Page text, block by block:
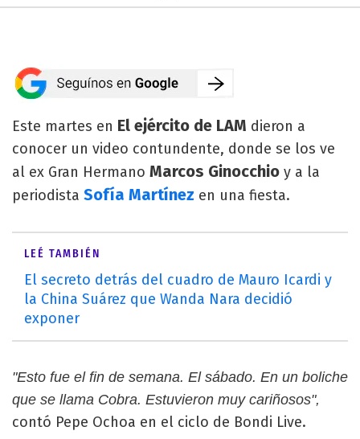
Este martes en El ejército de LAM dieron a
conocer un video contundente, donde se los ve
al ex Gran Hermano Marcos Ginocchio y a la
periodista Sofía Martínez en una fiesta.
LEÉ TAMBIÉN
El secreto detrás del cuadro de Mauro Icardi y
la China Suárez que Wanda Nara decidió
exponer
"Esto fue el fin de semana. El sábado. En un boliche
que se llama Cobra. Estuvieron muy cariñosos",
contó Pepe Ochoa en el ciclo de Bondi Live.